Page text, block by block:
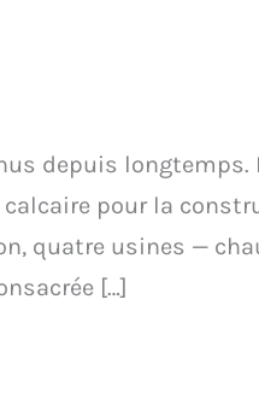
depuis
pour la
quatre usines —
[…]